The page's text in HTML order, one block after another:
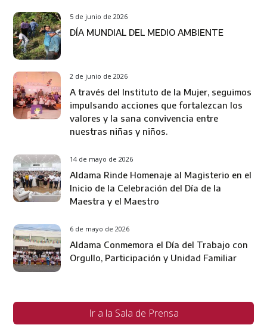
5 de junio de 2026
DÍA MUNDIAL DEL MEDIO AMBIENTE
2 de junio de 2026
A través del Instituto de la Mujer, seguimos
impulsando acciones que fortalezcan los
valores y la sana convivencia entre
nuestras niñas y niños.
14 de mayo de 2026
Aldama Rinde Homenaje al Magisterio en el
Inicio de la Celebración del Día de la
Maestra y el Maestro
6 de mayo de 2026
Aldama Conmemora el Día del Trabajo con
Orgullo, Participación y Unidad Familiar
Ir a la Sala de Prensa